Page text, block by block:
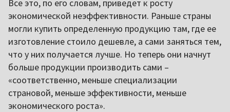
Все это, по его словам, приведет к росту
экономической неэффективности. Раньше страны
могли купить определенную продукцию там, где ее
изготовление стоило дешевле, а сами заняться тем,
что у них получается лучше. Но теперь они начнут
больше продукции производить сами –
«соответственно, меньше специализации
страновой, меньше эффективности, меньше
экономического роста».